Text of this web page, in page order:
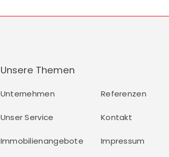
Unsere Themen
Unternehmen Referenzen
Unser Service Kontakt
Immobilienangebote Impressum